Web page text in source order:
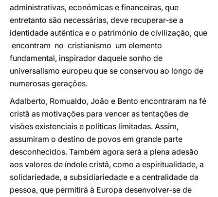
administrativas, económicas e financeiras, que
entretanto são necessárias, deve recuperar-se a
identidade autêntica e o património de civilização, que
encontram no cristianismo um elemento
fundamental, inspirador daquele sonho de
universalismo europeu que se conservou ao longo de
numerosas gerações.
Adalberto, Romualdo, João e Bento encontraram na fé
cristã as motivações para vencer as tentações de
visões existenciais e políticas limitadas. Assim,
assumiram o destino de povos em grande parte
desconhecidos. Também agora será a plena adesão
aos valores de índole cristã, como a espiritualidade, a
solidariedade, a subsidiariedade e a centralidade da
pessoa, que permitirá à Europa desenvolver-se de